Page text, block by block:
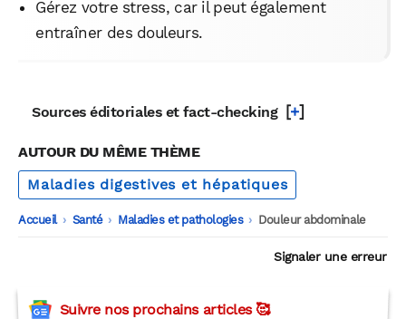
Gérez votre stress, car il peut également
entraîner des douleurs.
Sources éditoriales et fact-checking [+]
AUTOUR DU MÊME THÈME
Maladies digestives et hépatiques
Accueil -
Santé -
Maladies et pathologies -
Douleur abdominale
Signaler une erreur
Suivre nos prochains articles 🥰